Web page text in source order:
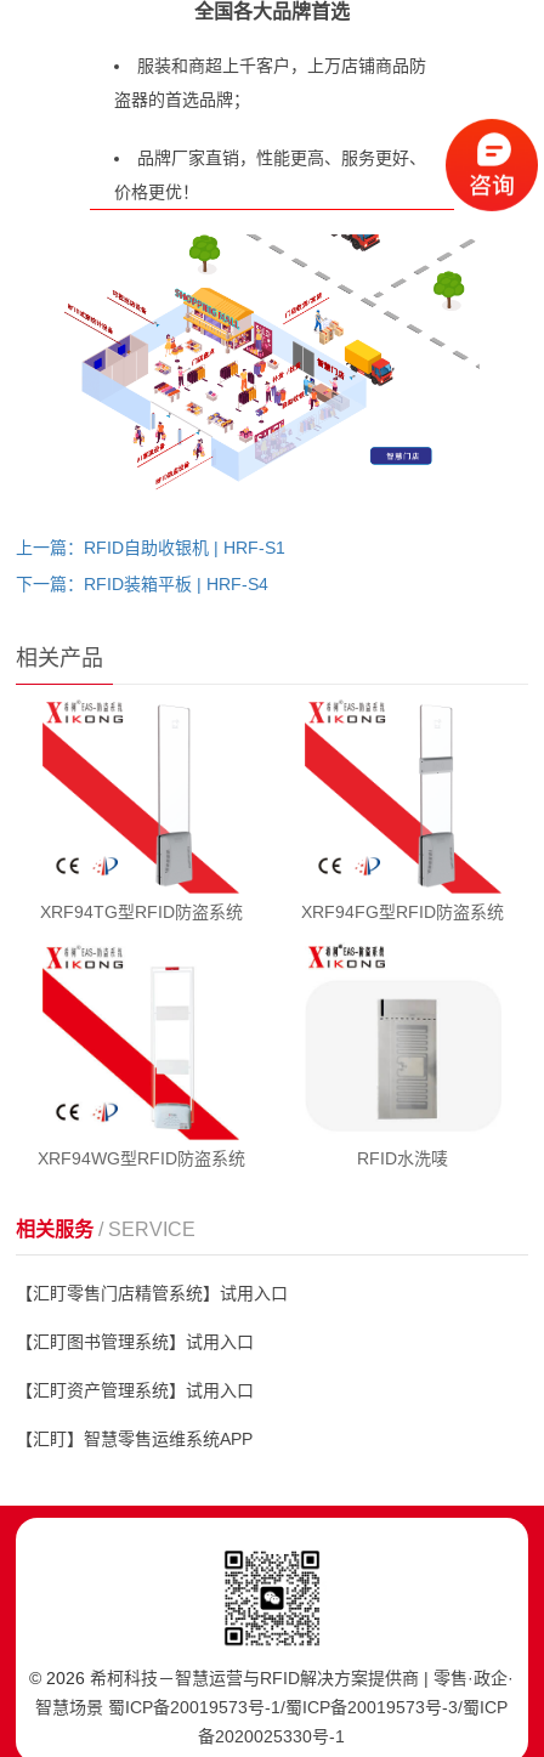
全国各大品牌首选
服装和商超上千客户，上万店铺商品防
盗器的首选品牌；
品牌厂家直销，性能更高、服务更好、
价格更优！
上一篇：RFID自助收银机 | HRF-S1
下一篇：RFID装箱平板 | HRF-S4
相关产品
XRF94TG型RFID防盗系统 XRF94FG型RFID防盗系统
XRF94WG型RFID防盗系统 RFID水洗唛
相关服务/ SERVICE
【汇盯零售门店精管系统】试用入口
【汇盯图书管理系统】试用入口
【汇盯资产管理系统】试用入口
【汇盯】智慧零售运维系统APP
© 2026希柯科技－智慧运营与RFID解决方案提供商 | 零售·政企·
智慧场景 蜀ICP备20019573号-1/蜀ICP备20019573号-3/蜀ICP
备2020025330号-1